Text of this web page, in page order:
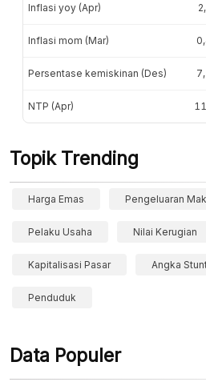
Inflasi yoy (Apr)
Inflasi mom (Mar)
Persentase kemiskinan (Des)
NTP (Apr)
Topik Trending
Harga Emas Pengeluaran
Pelaku Usaha Nilai Kerugian
Kapitalisasi Pasar Angka
Penduduk
Data Populer